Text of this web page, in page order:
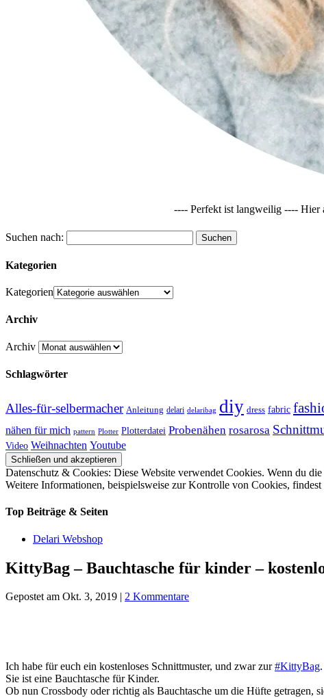
---- Perfekt ist langweilig ---- Hier
Suchen nach:
Kategorien
Kategorien
Archiv
Archiv
Schlagwörter
Alles-für-selbermacher Anleitung delari delaribag diy dress fabric
nähen für mich pattern Plotter Plotterdatei Probenähen rosarosa
Video Weihnachten Youtube
Datenschutz & Cookies: Diese Website verwendet Cookies. Wenn du
Weitere Informationen, beispielsweise zur Kontrolle von Cookies, findest
Top Beiträge & Seiten
Delari Webshop
KittyBag – Bauchtasche für kinder –
Gepostet am Okt. 3, 2019 | 2 Kommentare
Ich habe für euch ein kostenloses Schnittmuster, und zwar zur#KittyBag.
Sie ist eine Bauchtasche für Kinder.
Ob nun Crossbody oder richtig als Bauchtasche um die Hüfte getragen,